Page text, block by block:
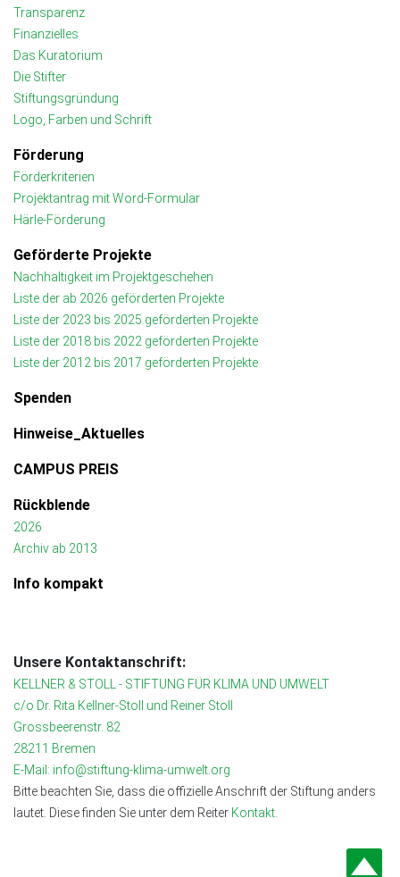
Transparenz
Finanzielles
Das Kuratorium
Die Stifter
Stiftungsgründung
Logo, Farben und Schrift
Förderung
Förderkriterien
Projektantrag mit Word-Formular
Härle-Förderung
Geförderte Projekte
Nachhaltigkeit im Projektgeschehen
Liste der ab 2026 geförderten Projekte
Liste der 2023 bis 2025 geförderten Projekte
Liste der 2018 bis 2022 geförderten Projekte
Liste der 2012 bis 2017 geförderten Projekte
Spenden
Hinweise_Aktuelles
CAMPUS PREIS
Rückblende
2026
Archiv ab 2013
Info kompakt
Unsere Kontaktanschrift:
KELLNER & STOLL - STIFTUNG FÜR KLIMA UND UMWELT
c/o Dr. Rita Kellner-Stoll und Reiner Stoll
Grossbeerenstr. 82
28211 Bremen
E-Mail: info@stiftung-klima-umwelt.org
Bitte beachten Sie, dass die offizielle Anschrift der Stiftung anders
lautet. Diese finden Sie unter dem Reiter Kontakt.